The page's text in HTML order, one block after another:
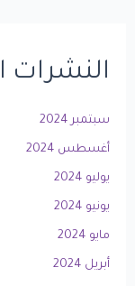
النشرات
سبتمبر 2024
أغسطس 2024
يوليو 2024
يونيو 2024
مايو 2024
أبريل 2024